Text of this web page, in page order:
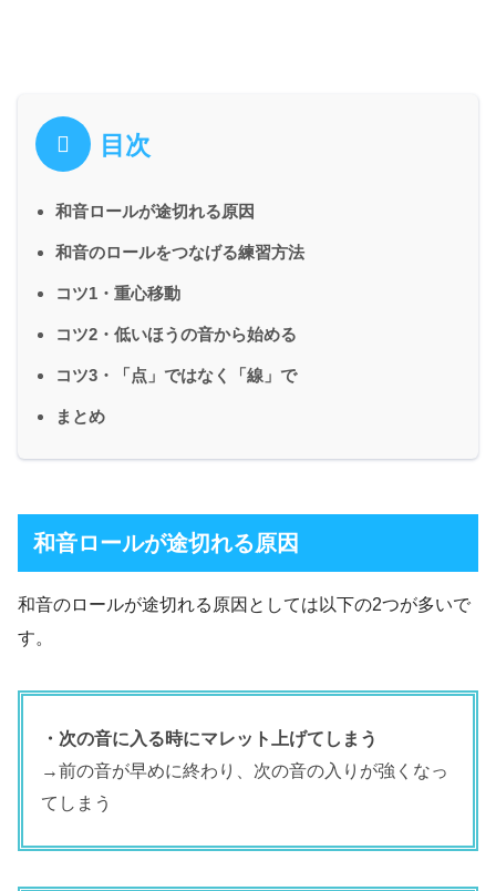
目次
和音ロールが途切れる原因
和音のロールをつなげる練習方法
コツ1・重心移動
コツ2・低いほうの音から始める
コツ3・「点」ではなく「線」で
まとめ
和音ロールが途切れる原因
和音のロールが途切れる原因としては以下の2つが多いで
す。
・次の音に入る時にマレット上げてしまう
→前の音が早めに終わり、次の音の入りが強くなっ
てしまう